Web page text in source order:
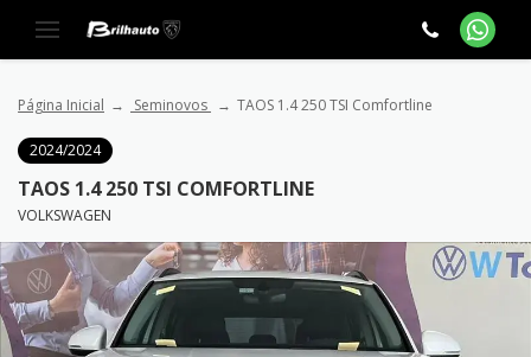
Página Inicial Seminovos TAOS 1.4 250 TSI Comfortline
2024/2024
TAOS 1.4 250 TSI COMFORTLINE
VOLKSWAGEN